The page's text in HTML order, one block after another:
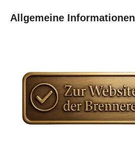
Allgemeine Informationen